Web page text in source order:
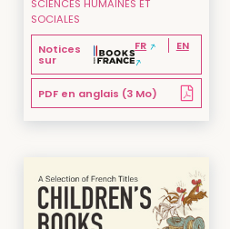
SCIENCES HUMAINES ET
SOCIALES
Notices
sur
FR EN
PDF en anglais (3 Mo)